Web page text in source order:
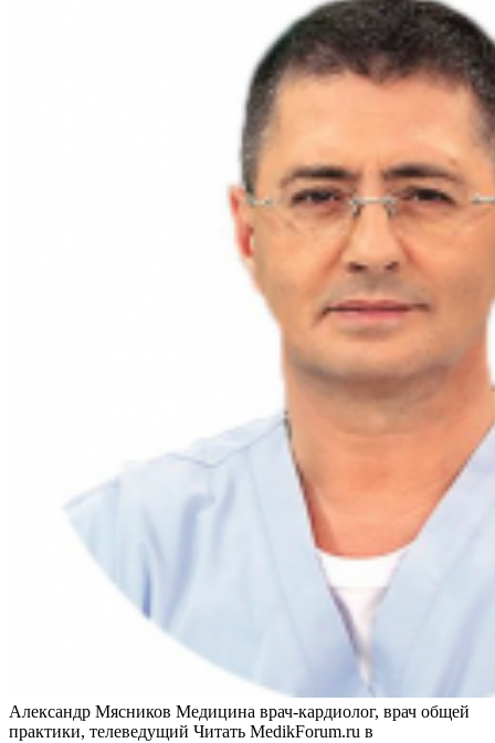
Александр Мясников Медицина врач-кардиолог, врач общей
практики, телеведущий Читать MedikForum.ru в